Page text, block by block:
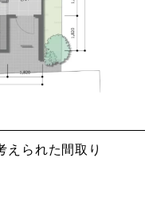
えられた間取り